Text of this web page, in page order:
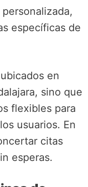
específicas de
en
sino que
flexibles para
usuarios. En
citas
esperas.